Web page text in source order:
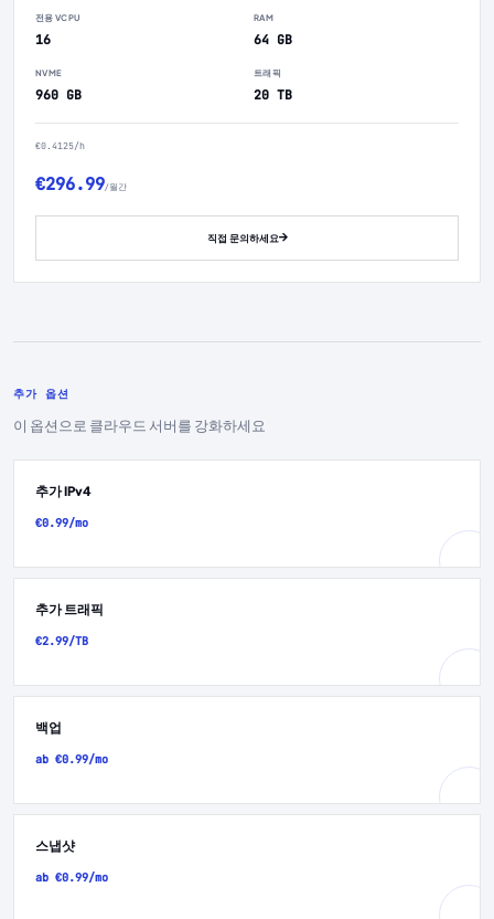
전용 VCPU
16
RAM
64 GB
NVME
960 GB
트래픽
20 TB
€0.4125/h
€296.99/월간
직접 문의하세요
추가 옵션
이 옵션으로 클라우드 서버를 강화하세요
추가 IPv4
€0.99/mo
추가 트래픽
€2.99/TB
백업
ab €0.99/mo
스냅샷
ab €0.99/mo